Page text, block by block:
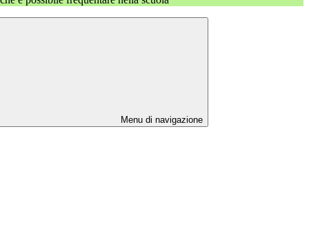
Menu di navigazione